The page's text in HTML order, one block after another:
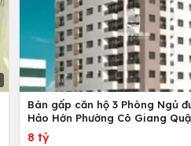
Bán gấp căn hộ 3 Phòng Ngủ
Hảo Hớn Phường Cô Giang
8 tỷ